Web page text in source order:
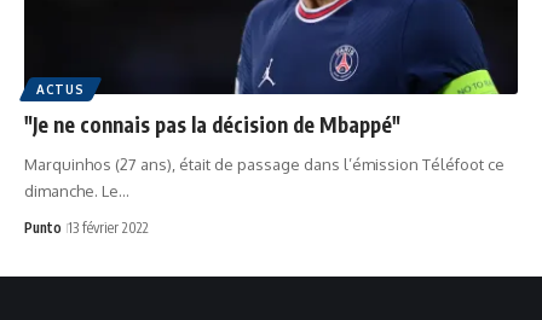
ACTUS
"Je ne connais pas la décision de Mbappé"
Marquinhos (27 ans), était de passage dans l’émission Téléfoot ce
dimanche. Le…
Punto 13 février 2022